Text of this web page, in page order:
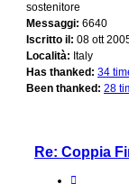
sostenitore
Messaggi: 6640
Iscritto il: 08 ott
Località: Italy
Has thanked: 34
Been thanked: 28
Re: Coppia